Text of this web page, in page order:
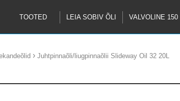
TOOTED LEIA SOBIV ÕLI VALVOLINE 150
› Juhtpinnaõli/liugpinnaõlii Slideway Oil 32 20L